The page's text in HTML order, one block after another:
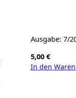
Ausgabe: 7/
5,00 €
In den